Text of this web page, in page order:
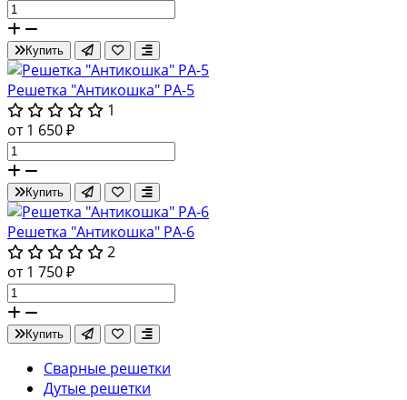
Купить
Решетка "Антикошка" РА-5
1
от 1 650 ₽
Купить
Решетка "Антикошка" РА-6
2
от 1 750 ₽
Купить
Сварные решетки
Дутые решетки